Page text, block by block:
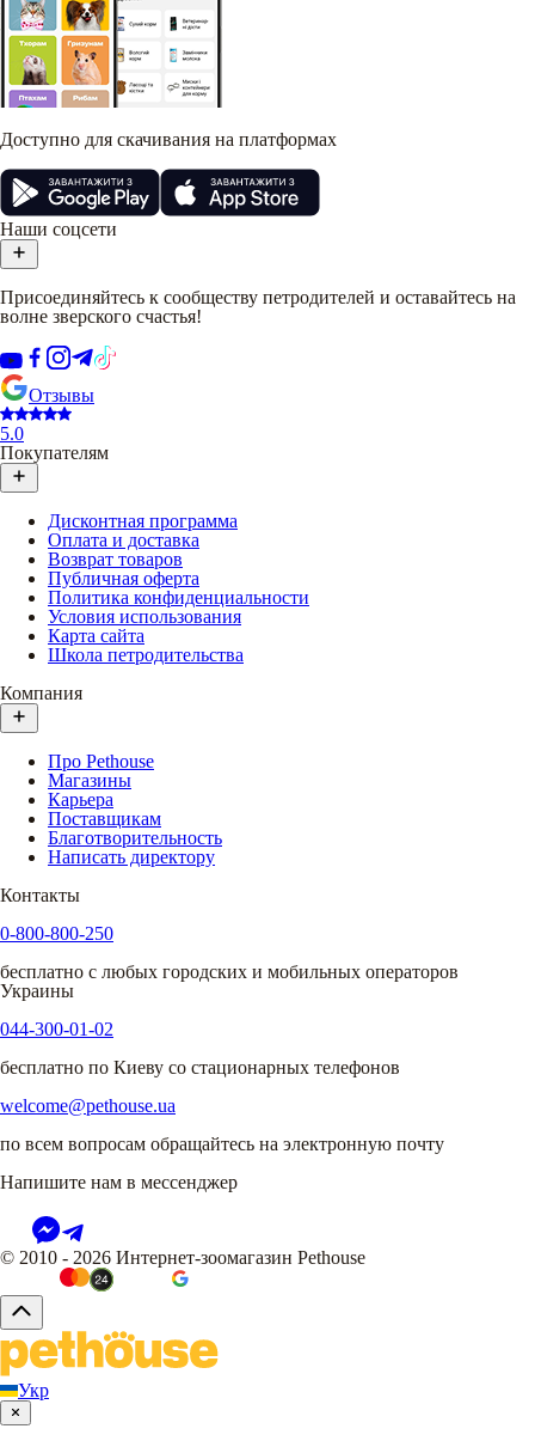
Доступно для скачивания на платформах
Наши соцсети
Присоединяйтесь к сообществу петродителей и оставайтесь на
волне зверского счастья!
Отзывы
5.0
Покупателям
Дисконтная программа
Оплата и доставка
Возврат товаров
Публичная оферта
Политика конфиденциальности
Условия использования
Карта сайта
Школа петродительства
Компания
Про Pethouse
Магазины
Карьера
Поставщикам
Благотворительность
Написать директору
Контакты
0-800-800-250
бесплатно с любых городских и мобильных операторов
Украины
044-300-01-02
бесплатно по Киеву со стационарных телефонов
welcome@pethouse.ua
по всем вопросам обращайтесь на электронную почту
Напишите нам в мессенджер
© 2010 - 2026 Интернет-зоомагазин Pethouse
Укр